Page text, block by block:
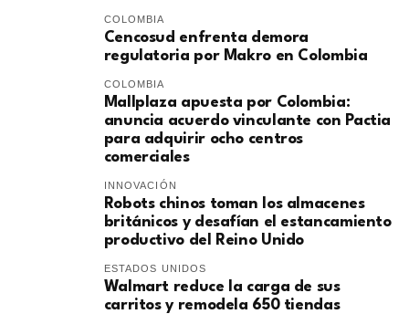
COLOMBIA
Cencosud enfrenta demora
regulatoria por Makro en Colombia
COLOMBIA
Mallplaza apuesta por Colombia:
anuncia acuerdo vinculante con Pactia
para adquirir ocho centros
comerciales
INNOVACIÓN
Robots chinos toman los almacenes
británicos y desafían el estancamiento
productivo del Reino Unido
ESTADOS UNIDOS
Walmart reduce la carga de sus
carritos y remodela 650 tiendas